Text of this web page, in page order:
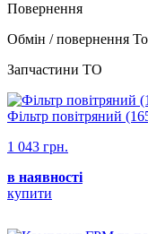
Повернення
Обмін / повернення
Запчастини ТО
Фільтр повітряний
1 043 грн.
в наявності
купити